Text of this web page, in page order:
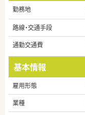
勤務地
路線・交通手段
通勤交通費
基本情報
雇用形態
業種